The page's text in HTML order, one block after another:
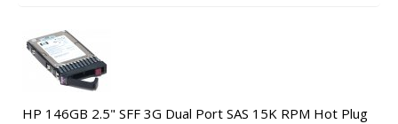
HP 146GB 2.5" SFF 3G Dual Port SAS 15K RPM Hot Plug